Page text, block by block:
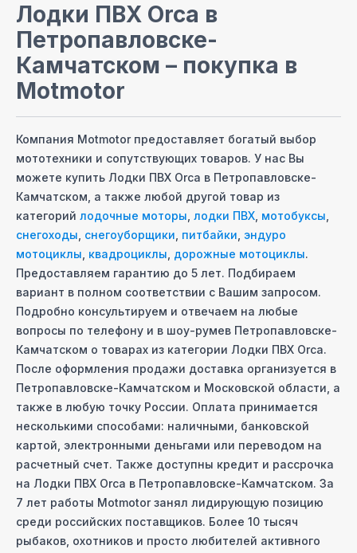
Лодки ПВХ Orca в
Петропавловске-
Камчатском – покупка в
Motmotor
Компания Motmotor предоставляет богатый выбор
мототехники и сопутствующих товаров. У нас Вы
можете купить Лодки ПВХ Orca в Петропавловске-
Камчатском , а также любой другой товар из
категорий лодочные моторы лодки ПВХ мотобуксы
снегоходы снегоуборщики питбайки эндуро
мотоциклы квадроциклы дорожные мотоциклы.
Предоставляем гарантию до 5 лет. Подбираем
вариант в полном соответствии с Вашим запросом.
Подробно консультируем и отвечаем на любые
вопросы по телефону и в шоу-румев Петропавловске-
Камчатском о товарах из категории Лодки ПВХ Orca.
После оформления продажи доставка организуется в
Петропавловске-Камчатском и Московcкой области, а
также в любую точку России. Оплата принимается
несколькими способами: наличными, банковской
картой, электронными деньгами или переводом на
расчетный счет. Также доступны кредит и рассрочка
на Лодки ПВХ Orca в Петропавловске-Камчатском. За
7 лет работы Motmotor занял лидирующую позицию
среди российских поставщиков. Более 10 тысяч
рыбаков, охотников и просто любителей активного